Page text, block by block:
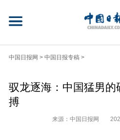
中国日报网 > 中国日报专稿 >
驭龙逐海：中国猛男的
搏
来源：中国日报网